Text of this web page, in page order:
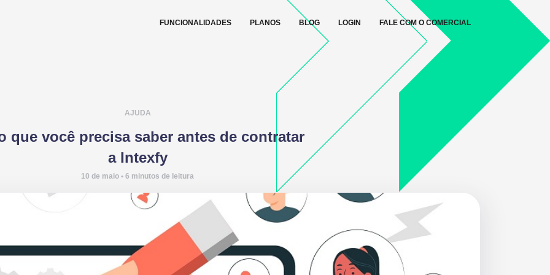
FUNCIONALIDADES PLANOS BLOG LOGIN FALE COM O COMERCIAL
AJUDA
que você precisa saber antes de contratar
a Intexfy
10 de maio • 6 minutos de leitura